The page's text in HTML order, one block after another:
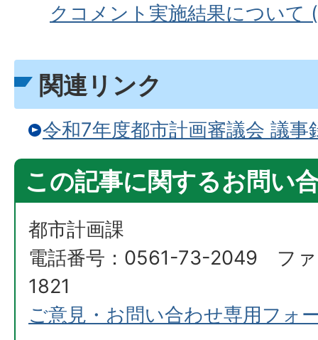
クコメント実施結果について
関連リンク
令和7年度都市計画審議会 議事
この記事に関するお問い
都市計画課
電話番号：0561-73-2049 フ
1821
ご意見・お問い合わせ専用フォ